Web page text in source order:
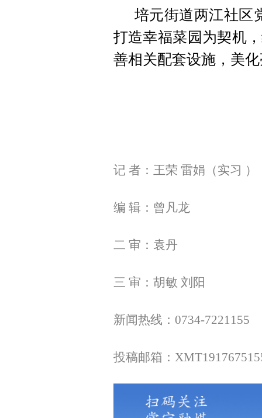
培元街道两江社区
打造幸福菜园为契机
善相关配套设施，美
记 者：王荣 雷娟（实习 ）
编 辑：曾凡龙
二 审：袁丹
三 审：胡敏 刘阳
新闻热线：0734-7221155
投稿邮箱：